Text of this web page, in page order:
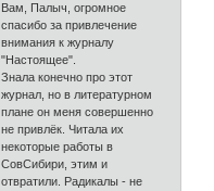
Вам, Палыч, огромное
спасибо за привлечение
внимания к журналу
"Настоящее".
Знала конечно про этот
журнал, но в литературном
плане он меня совершенно
не привлёк. Читала их
некоторые работы в
СовСибири, этим и
отвратили. Радикалы - не